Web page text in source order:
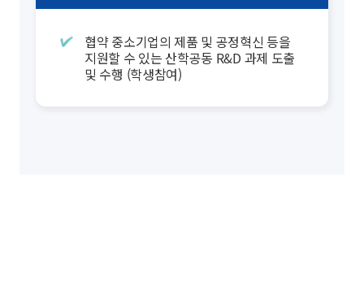
협약 중소기업의 제품 및 공정혁신 등을
지원할 수 있는 산학공동 R&D 과제 도출
및 수행 (학생참여)